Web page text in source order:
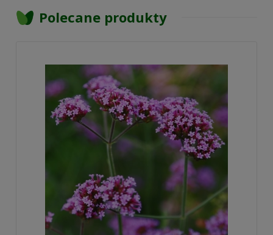
Polecane produkty